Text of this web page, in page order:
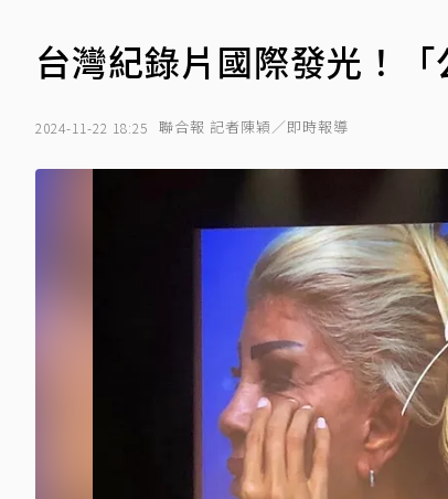
台灣紀錄片國際發光！
2024-11-22 18:25 聯合報 記者陳穎／即時報導